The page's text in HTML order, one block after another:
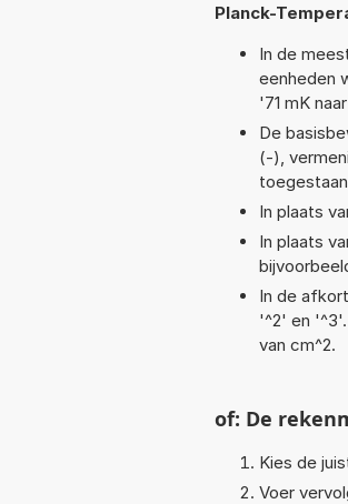
Planck-
In de
eenheden
'71 mK
De
(-),
toegestaan
In plaats
In plaats
In de
'^2' en
van cm^2.
of: De
Kies de
Voer